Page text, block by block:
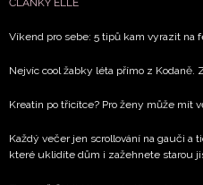
Víkend pro sebe: 5 tipů kam vyrazit na
Nejvíc cool žabky léta přímo z Kodaně.
Kreatin po třicítce? Pro ženy může mít
Každý večer jen scrollování na gauči
které uklidíte dům i zažehnete starou